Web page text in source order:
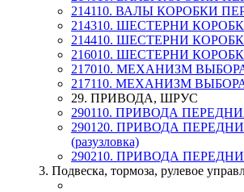
214110. ВАЛЫ КОРОБКИ
214310. ШЕСТЕРНИ
214410. ШЕСТЕРНИ
216010. ШЕСТЕРНИ
217010. МЕХАНИЗМ
217110. МЕХАНИЗМ
29. ПРИВОДА, ШРУС
290110. ПРИВОДА
290120. ПРИВОДА
(разузловка)
290210. ПРИВОДА
3. Подвеска, тормоза, рулевое